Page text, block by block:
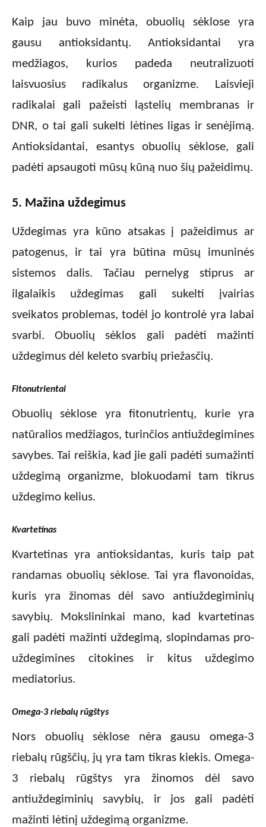
Kaip jau buvo minėta, obuolių sėklose yra
gausu antioksidantų. Antioksidantai yra
medžiagos, kurios padeda neutralizuoti
laisvuosius radikalus organizme. Laisvieji
radikalai gali pažeisti ląstelių membranas ir
DNR, o tai gali sukelti lėtines ligas ir senėjimą.
Antioksidantai, esantys obuolių sėklose, gali
padėti apsaugoti mūsų kūną nuo šių pažeidimų.
5. Mažina uždegimus
Uždegimas yra kūno atsakas į pažeidimus ar
patogenus, ir tai yra būtina mūsų imuninės
sistemos dalis. Tačiau pernelyg stiprus ar
ilgalaikis uždegimas gali sukelti įvairias
sveikatos problemas, todėl jo kontrolė yra labai
svarbi. Obuolių sėklos gali padėti mažinti
uždegimus dėl keleto svarbių priežasčių.
Fitonutrientai
Obuolių sėklose yra fitonutrientų, kurie yra
natūralios medžiagos, turinčios antiuždegimines
savybes. Tai reiškia, kad jie gali padėti sumažinti
uždegimą organizme, blokuodami tam tikrus
uždegimo kelius.
Kvartetinas
Kvartetinas yra antioksidantas, kuris taip pat
randamas obuolių sėklose. Tai yra flavonoidas,
kuris yra žinomas dėl savo antiuždegiminių
savybių. Mokslininkai mano, kad kvartetinas
gali padėti mažinti uždegimą, slopindamas pro-
uždegimines citokines ir kitus uždegimo
mediatorius.
Omega-3 riebalų rūgštys
Nors obuolių sėklose nėra gausu omega-3
riebalų rūgščių, jų yra tam tikras kiekis. Omega-
3 riebalų rūgštys yra žinomos dėl savo
antiuždegiminių savybių, ir jos gali padėti
mažinti lėtinį uždegimą organizme.